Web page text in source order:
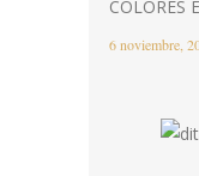
COLORES
6 noviembre,